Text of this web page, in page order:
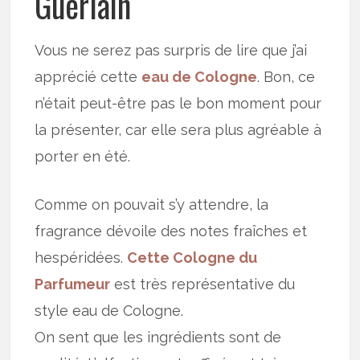
Vous ne serez pas surpris de lire que j’ai
apprécié cette eau de Cologne. Bon, ce
n’était peut-être pas le bon moment pour
la présenter, car elle sera plus agréable à
porter en été.
Comme on pouvait s’y attendre, la
fragrance dévoile des notes fraîches et
hespéridées. Cette Cologne du
Parfumeur est très représentative du
style eau de Cologne.
On sent que les ingrédients sont de